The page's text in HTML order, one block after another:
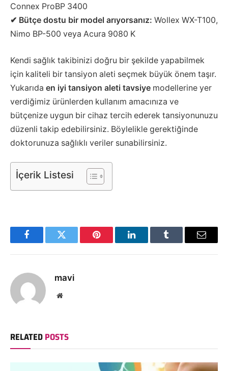
Connex ProBP 3400
✔ Bütçe dostu bir model arıyorsanız: Wollex WX-T100,
Nimo BP-500 veya Acura 9080 K
Kendi sağlık takibinizi doğru bir şekilde yapabilmek
için kaliteli bir tansiyon aleti seçmek büyük önem taşır.
Yukarıda en iyi tansiyon aleti tavsiye modellerine yer
verdiğimiz ürünlerden kullanım amacınıza ve
bütçenize uygun bir cihaz tercih ederek tansiyonunuzu
düzenli takip edebilirsiniz. Böylelikle gerektiğinde
doktorunuza sağlıklı veriler sunabilirsiniz.
İçerik Listesi
FacebookTwitter Pinterest LinkedInTumblr Email
mavi
Website
RELATEDPOSTS